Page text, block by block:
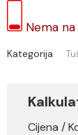
Nema
Kategorija
Cijena /